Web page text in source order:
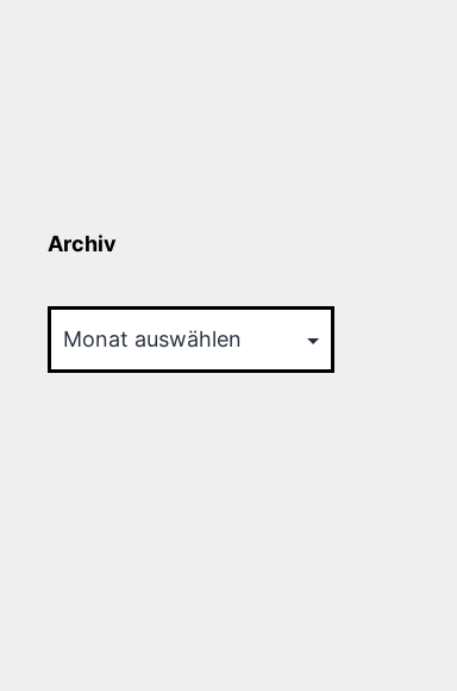
Archiv